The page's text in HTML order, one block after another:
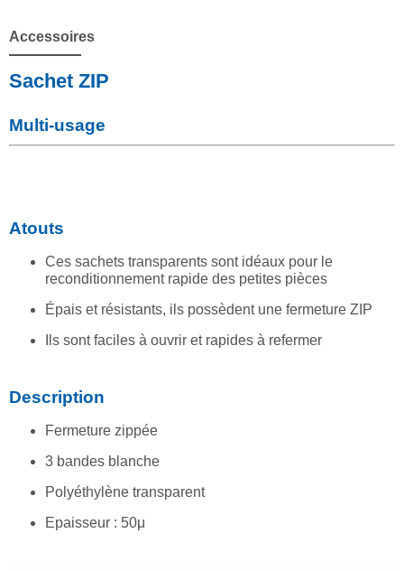
Accessoires
Sachet ZIP
Multi-usage
Atouts
Ces sachets transparents sont idéaux pour le
reconditionnement rapide des petites pièces
Épais et résistants, ils possèdent une fermeture ZIP
Ils sont faciles à ouvrir et rapides à refermer
Description
Fermeture zippée
3 bandes blanche
Polyéthylène transparent
Epaisseur : 50μ